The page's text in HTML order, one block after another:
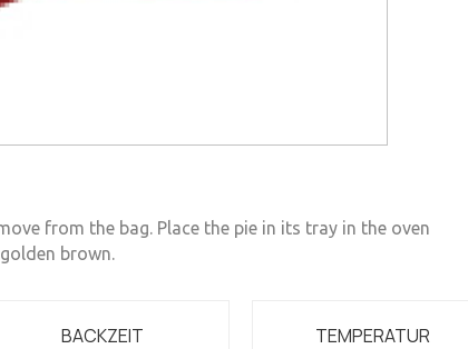
from the bag. Place the pie in its tray in the oven
brown.
BACKZEIT TEMPERATUR